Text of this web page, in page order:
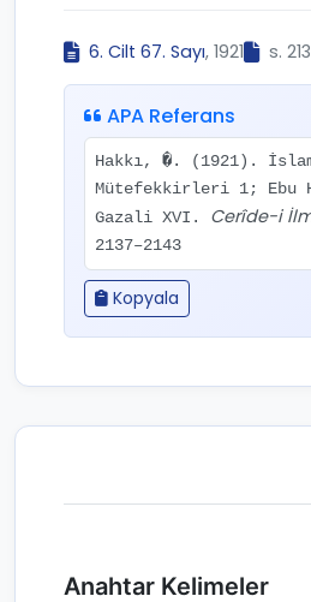
6. Cilt 67. Sayı, 1921 s.
APA Referans
Hakkı, �. (1921).
Mütefekkirleri 1; Ebu
Gazali XVI. Cerîde-i
2137–2143
Kopyala
Anahtar Kelimeler